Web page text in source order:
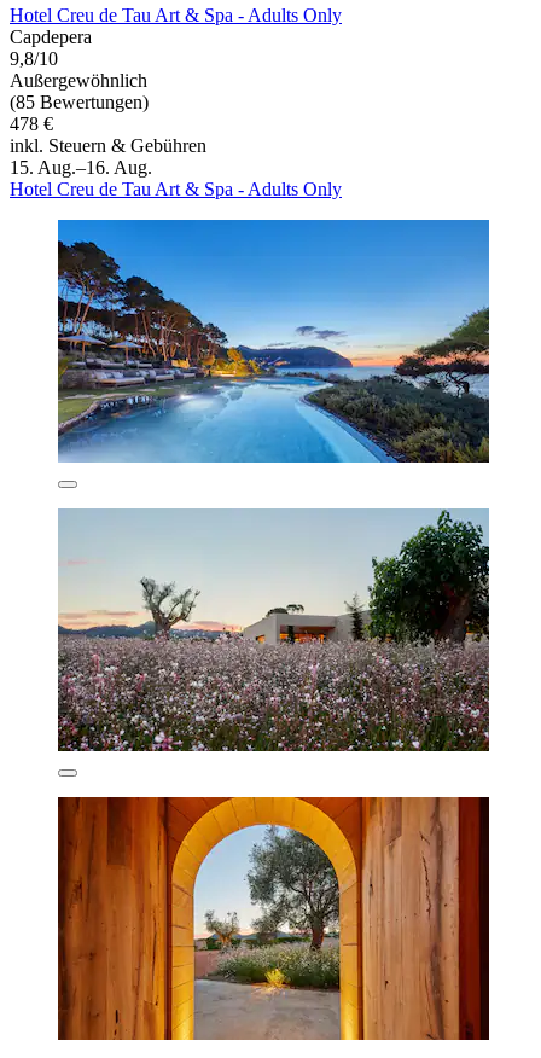
Hotel Creu de Tau Art & Spa - Adults Only
Capdepera
9,8/10
Außergewöhnlich
(85 Bewertungen)
478 €
inkl. Steuern & Gebühren
15. Aug.–16. Aug.
Hotel Creu de Tau Art & Spa - Adults Only